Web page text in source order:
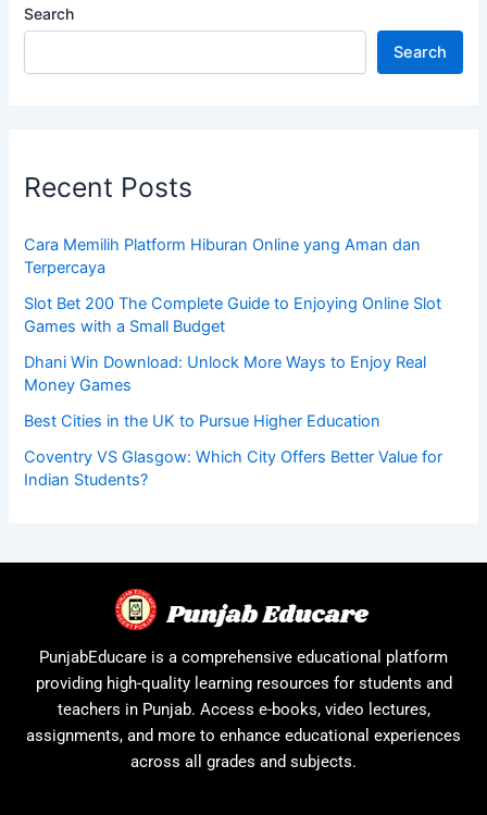
Search
Search
Recent Posts
Cara Memilih Platform Hiburan Online yang Aman dan
Terpercaya
Slot Bet 200 The Complete Guide to Enjoying Online Slot
Games with a Small Budget
Dhani Win Download: Unlock More Ways to Enjoy Real
Money Games
Best Cities in the UK to Pursue Higher Education
Coventry VS Glasgow: Which City Offers Better Value for
Indian Students?
PunjabEducare is a comprehensive educational platform
providing high-quality learning resources for students and
teachers in Punjab. Access e-books, video lectures,
assignments, and more to enhance educational experiences
across all grades and subjects.